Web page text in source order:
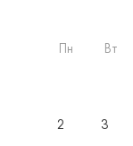
Пн Вт
2 3